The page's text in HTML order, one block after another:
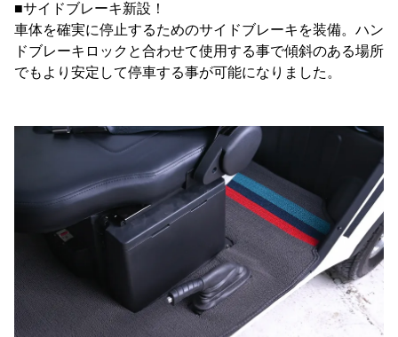
■サイドブレーキ新設！
車体を確実に停止するためのサイドブレーキを装備。ハン
ドブレーキロックと合わせて使用する事で傾斜のある場所
でもより安定して停車する事が可能になりました。